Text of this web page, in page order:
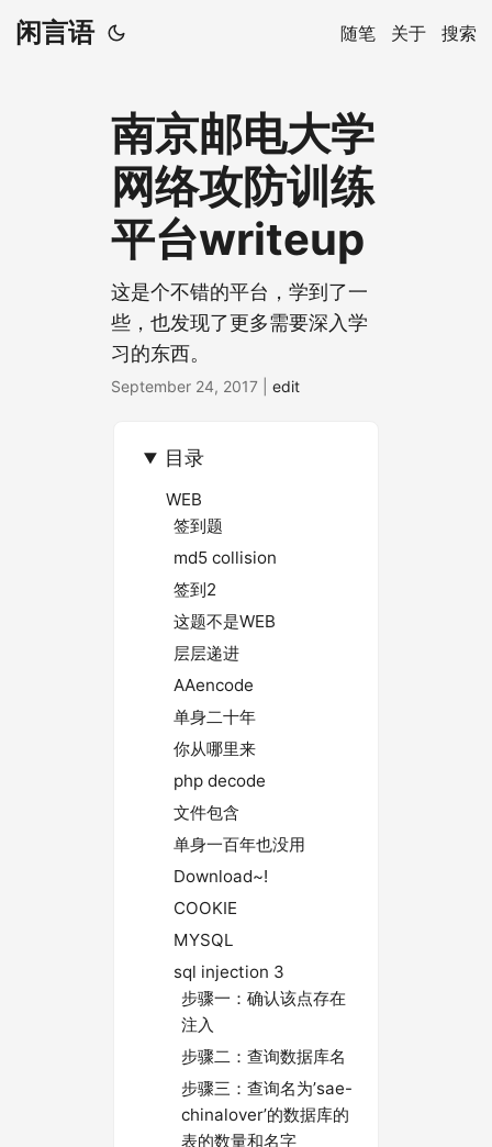
闲言语 随笔 关于 搜索
南京邮电大学
网络攻防训练
平台writeup
这是个不错的平台，学到了一
些，也发现了更多需要深入学
习的东西。
September 24, 2017| edit
目录
WEB
签到题
md5 collision
签到2
这题不是WEB
层层递进
AAencode
单身二十年
你从哪里来
php decode
文件包含
单身一百年也没用
Download~!
COOKIE
MYSQL
sql injection 3
步骤一：确认该点存在
注入
步骤二：查询数据库名
步骤三：查询名为’sae-
chinalover’的数据库的
表的数量和名字